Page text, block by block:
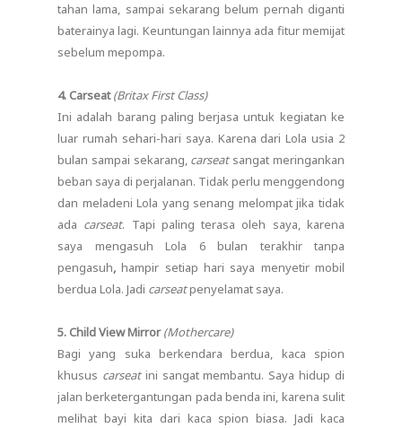
tahan lama, sampai sekarang belum pernah diganti
baterainya lagi. Keuntungan lainnya ada fitur memijat
sebelum mepompa.
4. Carseat (Britax First Class)
Ini adalah barang paling berjasa untuk kegiatan ke
luar rumah sehari-hari saya. Karena dari Lola usia 2
bulan sampai sekarang, carseatsangat meringankan
beban saya di perjalanan. Tidak perlu menggendong
dan meladeni Lola yang senang melompat jika tidak
ada carseat. Tapi paling terasa oleh saya, karena
saya mengasuh Lola 6 bulan terakhir tanpa
pengasuh,hampir setiap hari saya menyetir mobil
berdua Lola. Jadi carseatpenyelamat saya.
5. Child View Mirror (Mothercare)
Bagi yang suka berkendara berdua, kaca spion
khusus carseatini sangat membantu. Saya hidup di
jalan berketergantungan pada benda ini, karena sulit
melihat bayi kita dari kaca spion biasa. Jadi kaca